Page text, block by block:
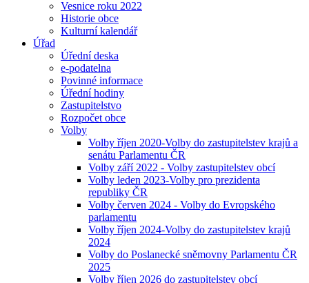
Vesnice roku 2022
Historie obce
Kulturní kalendář
Úřad
Úřední deska
e-podatelna
Povinné informace
Úřední hodiny
Zastupitelstvo
Rozpočet obce
Volby
Volby říjen 2020-Volby do zastupitelstev krajů a
senátu Parlamentu ČR
Volby září 2022 - Volby zastupitelstev obcí
Volby leden 2023-Volby pro prezidenta
republiky ČR
Volby červen 2024 - Volby do Evropského
parlamentu
Volby říjen 2024-Volby do zastupitelstev krajů
2024
Volby do Poslanecké sněmovny Parlamentu ČR
2025
Volby říjen 2026 do zastupitelstev obcí